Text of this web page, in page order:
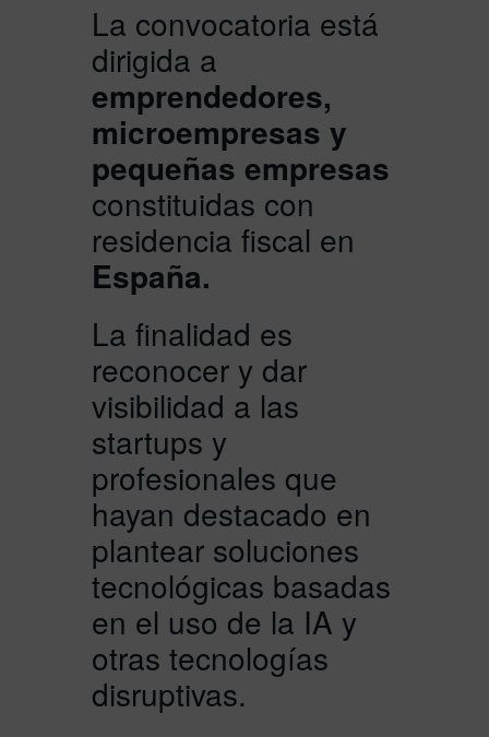
La convocatoria está
dirigida a
emprendedores,
microempresas y
pequeñas empresas
constituidas con
residencia fiscal en
España.
La finalidad es
reconocer y dar
visibilidad a las
startups y
profesionales que
hayan destacado en
plantear soluciones
tecnológicas basadas
en el uso de la IA y
otras tecnologías
disruptivas.